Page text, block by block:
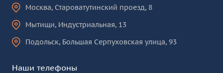
Москва, Староватутинский проезд, 8
Мытищи, Индустриальная, 13
Подольск, Большая Серпуховская улица, 93
Наши телефоны